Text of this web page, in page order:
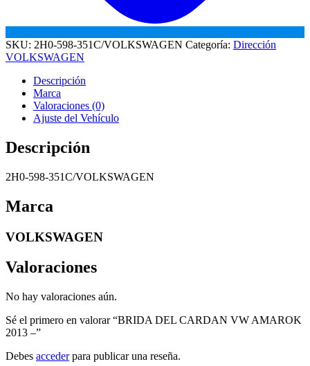
SKU: 2H0-598-351C/VOLKSWAGEN Categoría: Dirección
VOLKSWAGEN
Descripción
Marca
Valoraciones (0)
Ajuste del Vehículo
Descripción
2H0-598-351C/VOLKSWAGEN
Marca
VOLKSWAGEN
Valoraciones
No hay valoraciones aún.
Sé el primero en valorar “BRIDA DEL CARDAN VW AMAROK
2013 –”
Debes accederpara publicar una reseña.